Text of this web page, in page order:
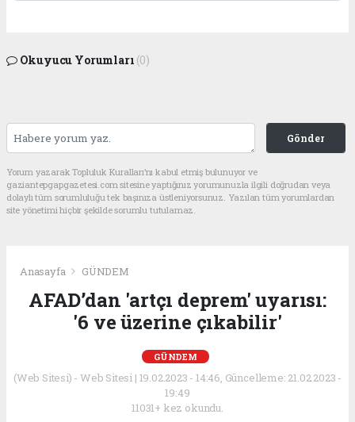
Okuyucu Yorumları (0)
Gönder
Yorum yazarak Topluluk Kuralları’nı kabul etmiş bulunuyor ve
gaziantepgapgazetesi.com sitesine yaptığınız yorumunuzla ilgili doğrudan veya
dolaylı tüm sorumluluğu tek başınıza üstleniyorsunuz. Yazılan tüm yorumlardan
site yönetimi hiçbir şekilde sorumlu tutulamaz.
Anasayfa GÜNDEM
AFAD’dan 'artçı deprem' uyarısı:
'6 ve üzerine çıkabilir'
GÜNDEM
(Web Sitesi) - Web Sitesi | 19.02.2023 - 14:46, Güncelleme: 21.02.2023 -
19:49
11031+ kez okundu.